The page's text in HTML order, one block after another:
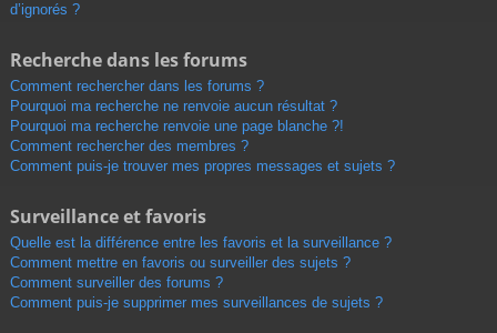
d’ignorés ?
Recherche dans les forums
Comment rechercher dans les forums ?
Pourquoi ma recherche ne renvoie aucun résultat ?
Pourquoi ma recherche renvoie une page blanche ?!
Comment rechercher des membres ?
Comment puis-je trouver mes propres messages et sujets ?
Surveillance et favoris
Quelle est la différence entre les favoris et la surveillance ?
Comment mettre en favoris ou surveiller des sujets ?
Comment surveiller des forums ?
Comment puis-je supprimer mes surveillances de sujets ?